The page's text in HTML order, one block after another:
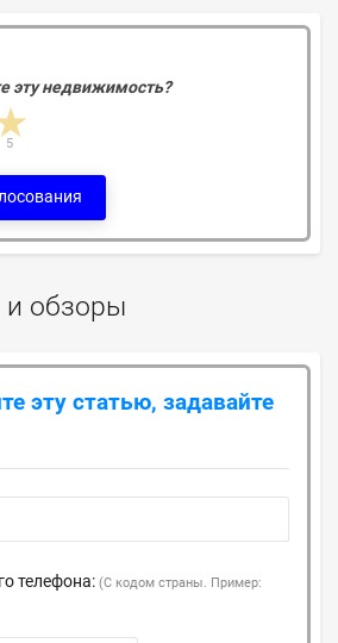
эту недвижимость?
4 stars
5
обзоры
эту статью, задавайте
телефона: (С кодом страны. Пример: